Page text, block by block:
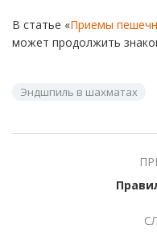
В статье «Приемы
может продолжить
Эндшпиль в шахматах